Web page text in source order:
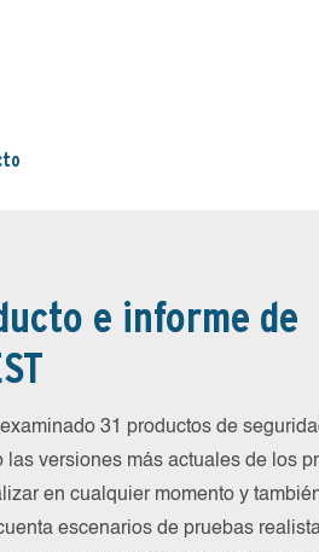
e informe de
31 productos de
versiones más actuales de los
en cualquier momento y
escenarios de pruebas